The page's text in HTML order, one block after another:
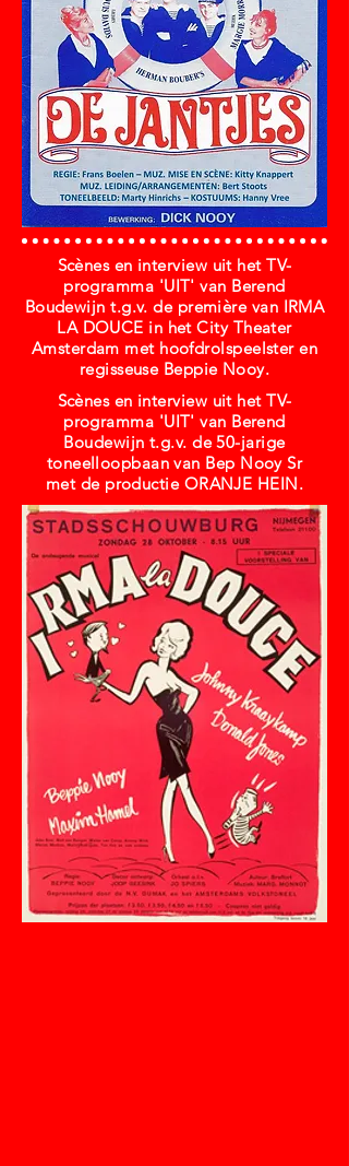
Scènes en interview uit het TV-
programma 'UIT' van Berend
Boudewijn t.g.v. de première van IRMA
LA DOUCE in het City Theater
Amsterdam met hoofdrolspeelster en
regisseuseBeppie Nooy.
Scènes en interview uit het TV-
programma 'UIT' van Berend
Boudewijn t.g.v. de 50-jarige
toneelloopbaan van Bep Nooy Sr
met de productie ORANJE HEIN.